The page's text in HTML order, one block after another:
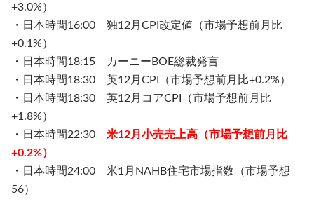
+3.0%）
・日本時間16:00 独12月CPI改定値（市場予想前月比
+0.1%）
・日本時間18:15 カーニーBOE総裁発言
・日本時間18:30 英12月CPI（市場予想前月比+0.2%）
・日本時間18:30 英12月コアCPI（市場予想前月比
+1.8%）
・日本時間22:30 米12月小売売上高（市場予想前月比
+0.2%）
・日本時間24:00 米1月NAHB住宅市場指数（市場予想
56）